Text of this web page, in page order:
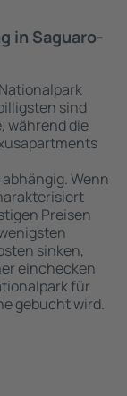
in Saguaro-
sind
während die
Wenn
Preisen
sinken,
einchecken
für
gebucht wird.